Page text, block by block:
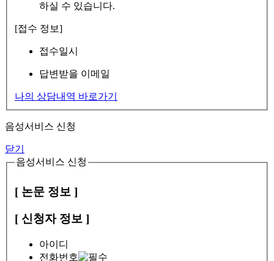
하실 수 있습니다.
[접수 정보]
접수일시
답변받을 이메일
나의 상담내역 바로가기
음성서비스 신청
닫기
음성서비스 신청
[ 논문 정보 ]
[ 신청자 정보 ]
아이디
전화번호